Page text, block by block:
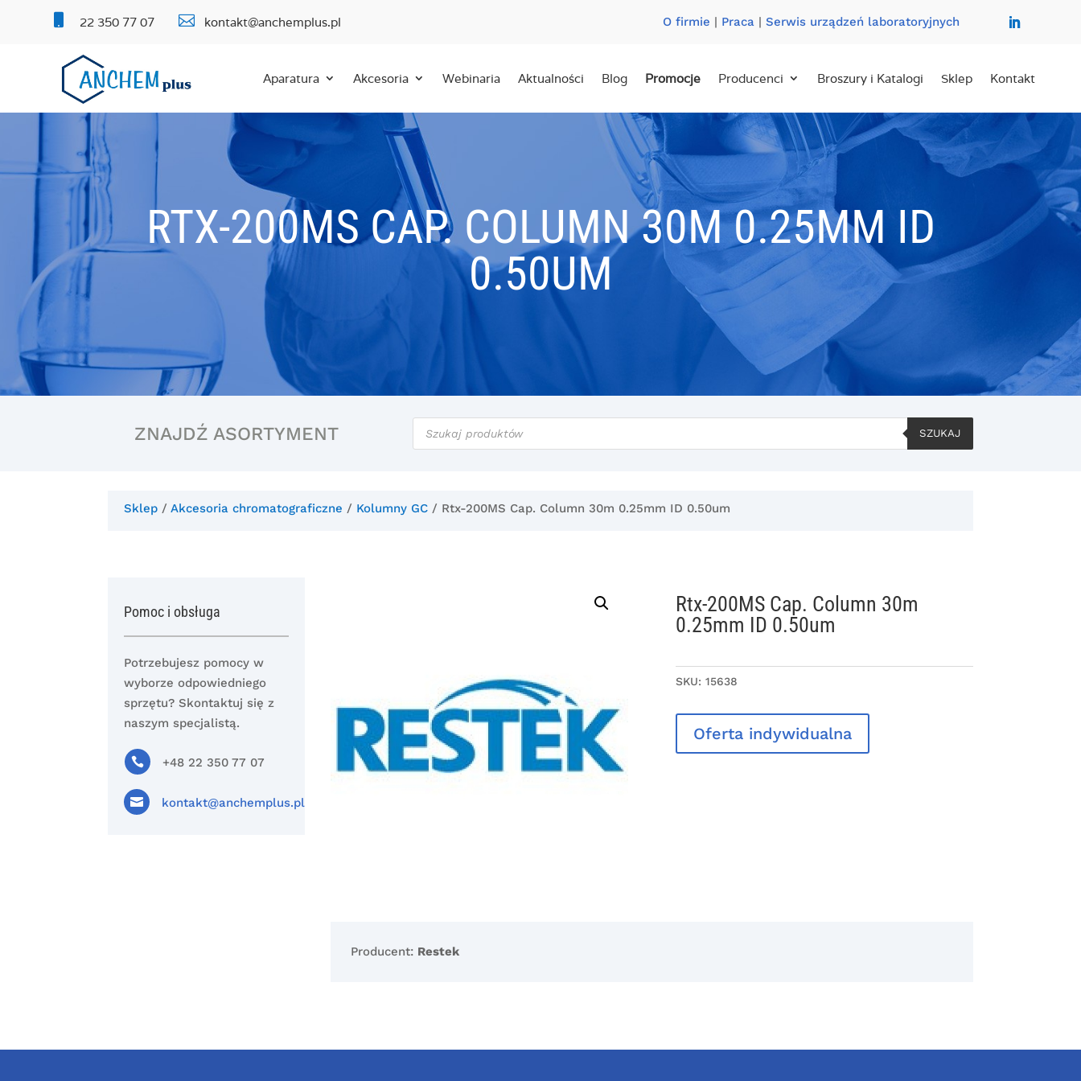
22 350 77 07  kontakt@anchemplus.pl O firmie | Praca| Serwis urządzeń laboratoryjnych
Aparatura Akcesoria Webinaria Aktualności Blog Promocje Producenci Broszury i Katalogi Sklep Kontakt
RTX-200MS CAP. COLUMN 30M 0.25MM ID
0.50UM
ZNAJDŹ ASORTYMENT
Wyszukiwarka
produktów
SZUKAJ
Sklep /Akcesoria chromatograficzne / Kolumny GC / Rtx-200MS Cap. Column 30m 0.25mm ID 0.50um
Pomoc i obsługa
Potrzebujesz pomocy w
wyborze odpowiedniego
sprzętu? Skontaktuj się z
naszym specjalistą.
 +48 22 350 77 07
 kontakt@anchemplus.pl
Rtx-200MS Cap. Column 30m
0.25mm ID 0.50um
SKU:15638
Oferta indywidualna
Producent: Restek